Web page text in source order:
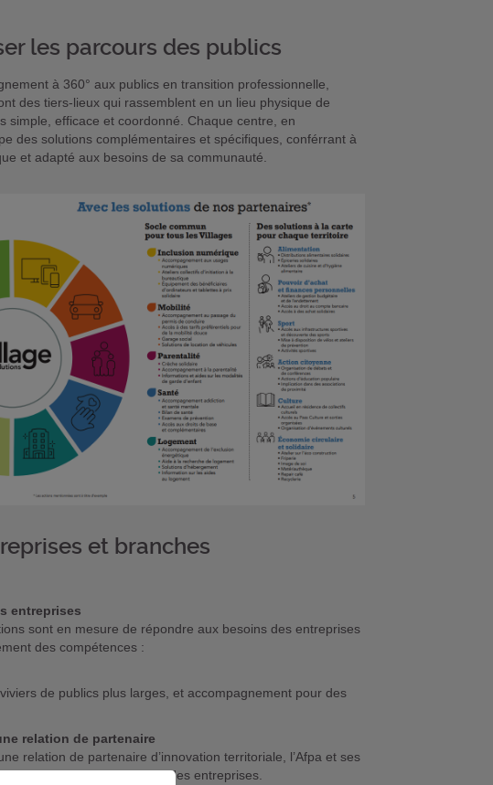
les parcours des publics
à 360° aux publics en transition professionnelle,
des tiers-lieux qui rassemblent en un lieu physique de
simple, efficace et coordonné. Chaque centre, en
des solutions complémentaires et spécifiques, conférrant à
et adapté aux besoins de sa communauté.
et branches
entreprises
sont en mesure de répondre aux besoins des entreprises
des compétences :
de publics plus larges, et accompagnement pour des
relation de partenaire
relation de partenaire d’innovation territoriale, l’Afpa et ses
responsabilité territoriale des entreprises.